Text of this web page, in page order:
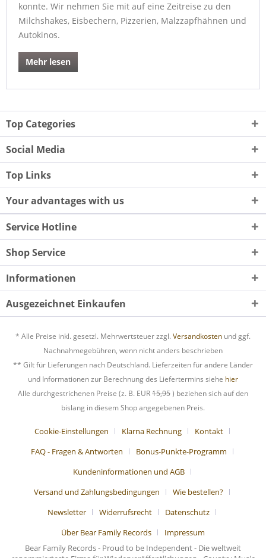
konnte. Wir nehmen Sie mit auf eine Zeitreise zu den
Milchshakes, Eisbechern, Pizzerien, Malzzapfhähnen und
Autokinos.
Mehr lesen
Top Categories
Social Media
Top Links
Your advantages with us
Service Hotline
Shop Service
Informationen
Ausgezeichnet Einkaufen
* Alle Preise inkl. gesetzl. Mehrwertsteuer zzgl. Versandkosten und ggf.
Nachnahmegebühren, wenn nicht anders beschrieben
** Gilt für Lieferungen nach Deutschland. Lieferzeiten für andere Länder
und Informationen zur Berechnung des Liefertermins siehe hier
Alle durchgestrichenen Preise (z. B. EUR15,95) beziehen sich auf den
bislang in diesem Shop angegebenen Preis.
Cookie-Einstellungen Klarna Rechnung
Kontakt
FAQ - Fragen & Antworten
Bonus-Punkte-Programm
Kundeninformationen und AGB
Versand und Zahlungsbedingungen
Wie bestellen?
Newsletter
Widerrufsrecht
Datenschutz
Über Bear Family Records
Impressum
Bear Family Records - Proud to be Independent - Die weltweit